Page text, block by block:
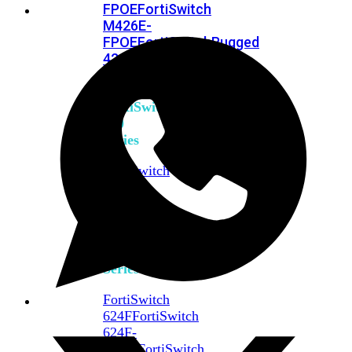
FPOEFortiSwitch
M426E-
FPOEFortiSwitchRugged
424F-
FortiSwitch
500
Series
FortiSwitch
Series
FortiSwitch
624FFortiSwitch
624F-
FortiSwitch